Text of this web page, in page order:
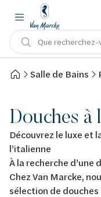
Que recherchez-
Salle de Bains
Douches à
Découvrez le luxe et
l’italienne
À la recherche d’une
Chez Van Marcke,
sélection de douches